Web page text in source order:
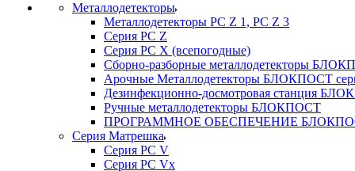
Металлодетекторы
Металлодетекторы РС Z 1, PC Z 3
Серия РС Z
Серия РС X (всепогодные)
Сборно-разборные металлодетекторы
Арочные Металлодетекторы БЛОКПОСТ
Дезинфекционно-досмотровая станция
Ручные металлодетекторы БЛОКПОСТ
ПРОГРАММНОЕ ОБЕСПЕЧЕНИЕ
Серия Матрешка
Серия PC V
Серия PC Vx